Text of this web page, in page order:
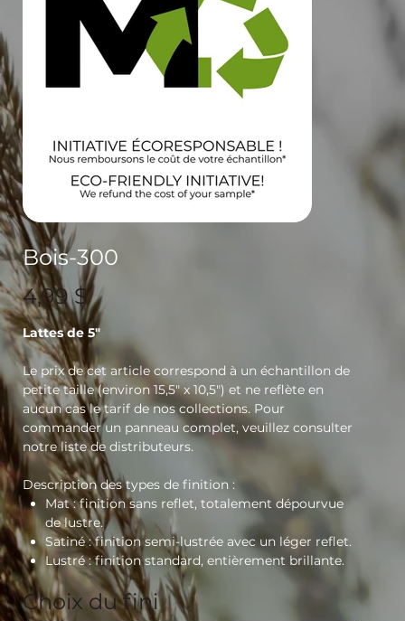
Bois-300
Prix
4,99 $
Lattes de 5"
Le prix de cet article correspond à un échantillon de
petite taille (environ 15,5" x 10,5") et ne reflète en
aucun cas le tarif de nos collections. Pour
commander un panneau complet, veuillez consulter
notre liste de distributeurs.
Description des types de finition :
Mat: finition sans reflet, totalement dépourvue
de lustre.
Satiné: finition semi-lustrée avec un léger reflet.
Lustré: finition standard, entièrement brillante.
Choix du fini